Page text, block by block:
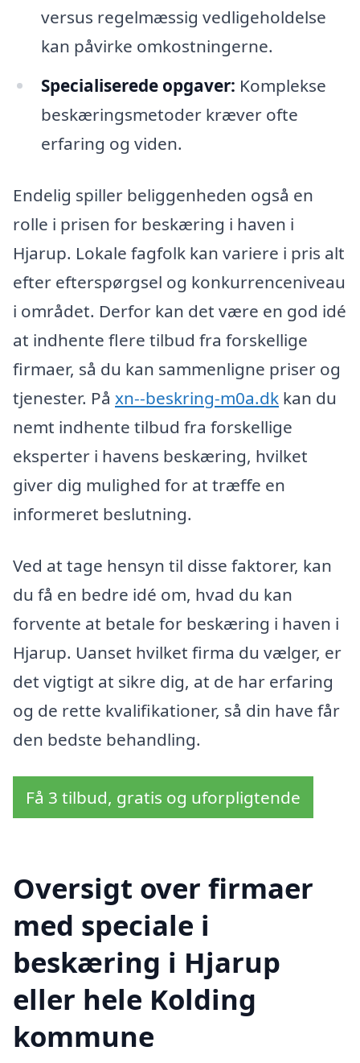
versus regelmæssig vedligeholdelse
kan påvirke omkostningerne.
Specialiserede opgaver: Komplekse
beskæringsmetoder kræver ofte
erfaring og viden.
Endelig spiller beliggenheden også en
rolle i prisen for beskæring i haven i
Hjarup. Lokale fagfolk kan variere i pris alt
efter efterspørgsel og konkurrenceniveau
i området. Derfor kan det være en god idé
at indhente flere tilbud fra forskellige
firmaer, så du kan sammenligne priser og
tjenester. På xn--beskring-m0a.dk kan du
nemt indhente tilbud fra forskellige
eksperter i havens beskæring, hvilket
giver dig mulighed for at træffe en
informeret beslutning.
Ved at tage hensyn til disse faktorer, kan
du få en bedre idé om, hvad du kan
forvente at betale for beskæring i haven i
Hjarup. Uanset hvilket firma du vælger, er
det vigtigt at sikre dig, at de har erfaring
og de rette kvalifikationer, så din have får
den bedste behandling.
Få 3 tilbud, gratis og uforpligtende
Oversigt over firmaer
med speciale i
beskæring i Hjarup
eller hele Kolding
kommune